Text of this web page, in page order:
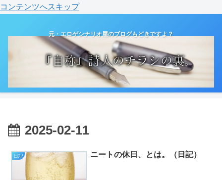
コンテンツへスキップ
元・エロゲシナリオ屋のブログもどきですよ？
2025-02-11
日記 ニートの休日、とは。（日記）